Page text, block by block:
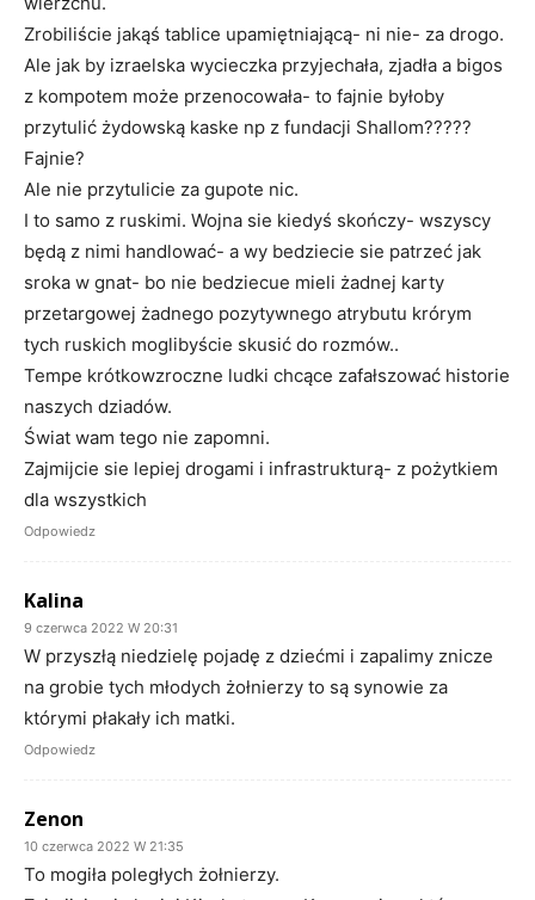
Zrobiliście jakąś tablice upamiętniającą- ni nie- za drogo.
Ale jak by izraelska wycieczka przyjechała, zjadła a bigos
z kompotem może przenocowała- to fajnie byłoby
przytulić żydowską kaske np z fundacji Shallom?????
Fajnie?
Ale nie przytulicie za gupote nic.
I to samo z ruskimi. Wojna sie kiedyś skończy- wszyscy
będą z nimi handlować- a wy bedziecie sie patrzeć jak
sroka w gnat- bo nie bedziecue mieli żadnej karty
przetargowej żadnego pozytywnego atrybutu krórym
tych ruskich moglibyście skusić do rozmów..
Tempe krótkowzroczne ludki chcące zafałszować historie
naszych dziadów.
Świat wam tego nie zapomni.
Zajmijcie sie lepiej drogami i infrastrukturą- z pożytkiem
dla wszystkich
Odpowiedz
Kalina
9 czerwca 2022 W 20:31
W przyszłą niedzielę pojadę z dziećmi i zapalimy znicze
na grobie tych młodych żołnierzy to są synowie za
którymi płakały ich matki.
Odpowiedz
Zenon
10 czerwca 2022 W 21:35
To mogiła poległych żołnierzy.